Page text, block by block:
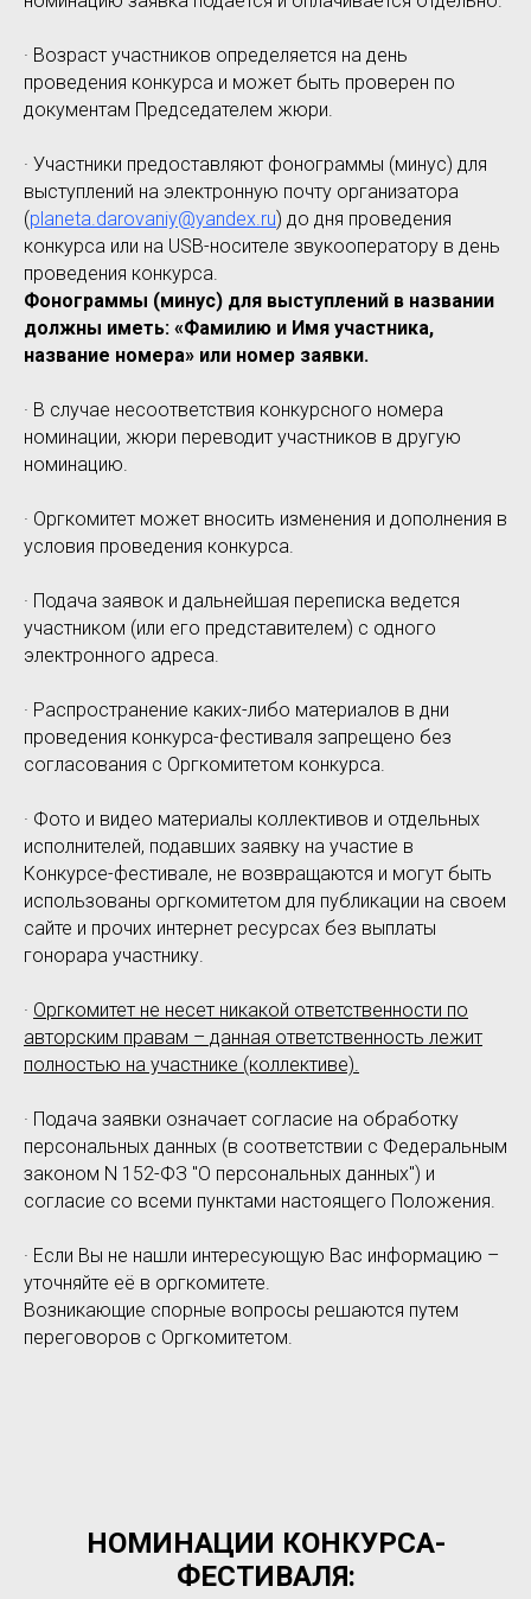
· Возраст участников определяется на день
проведения конкурса и может быть проверен по
документам Председателем жюри.
· Участники предоставляют фонограммы (минус) для
выступлений на электронную почту организатора
(planeta.darovaniy@yandex.ru) до дня проведения
конкурса или на USB-носителе звукооператору в день
проведения конкурса.
Фонограммы (минус) для выступлений в названии
должны иметь: «Фамилию и Имя участника,
название номера» или номер заявки.
· В случае несоответствия конкурсного номера
номинации, жюри переводит участников в другую
номинацию.
· Оргкомитет может вносить изменения и дополнения в
условия проведения конкурса.
· Подача заявок и дальнейшая переписка ведется
участником (или его представителем) с одного
электронного адреса.
· Распространение каких-либо материалов в дни
проведения конкурса-фестиваля запрещено без
согласования с Оргкомитетом конкурса.
· Фото и видео материалы коллективов и отдельных
исполнителей, подавших заявку на участие в
Конкурсе-фестивале, не возвращаются и могут быть
использованы оргкомитетом для публикации на своем
сайте и прочих интернет ресурсах без выплаты
гонорара участнику.
· Оргкомитет не несет никакой ответственности по
авторским правам – данная ответственность лежит
полностью на участнике (коллективе).
· Подача заявки означает согласие на обработку
персональных данных (в соответствии с Федеральным
законом N 152-ФЗ "О персональных данных") и
согласие со всеми пунктами настоящего Положения.
· Если Вы не нашли интересующую Вас информацию –
уточняйте её в оргкомитете.
Возникающие спорные вопросы решаются путем
переговоров с Оргкомитетом.
НОМИНАЦИИ КОНКУРСА-
ФЕСТИВАЛЯ: